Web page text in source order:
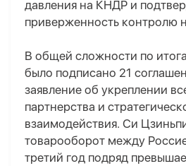
давления на КНДР и
приверженность контролю
В общей сложности по
было подписано 21
заявление об укреплении
партнерства и
взаимодействия. Си
товарооборот между
третий год подряд